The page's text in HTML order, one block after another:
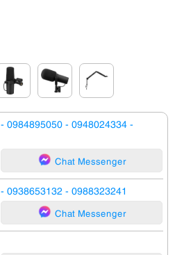
- 0984895050 - 0948024334 -
Chat Messenger
- 0938653132 - 0988323241
Chat Messenger